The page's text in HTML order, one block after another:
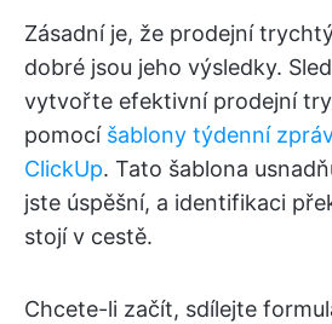
Zásadní je, že prodejní
dobré jsou jeho výsledky.
vytvořte efektivní prodejní
pomocí šablony týdenní
ClickUp. Tato šablona
jste úspěšní, a identifikaci
stojí v cestě.
Chcete-li začít, sdílejte